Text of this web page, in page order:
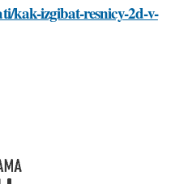
kak-izgibat-resnicy-2d-v-